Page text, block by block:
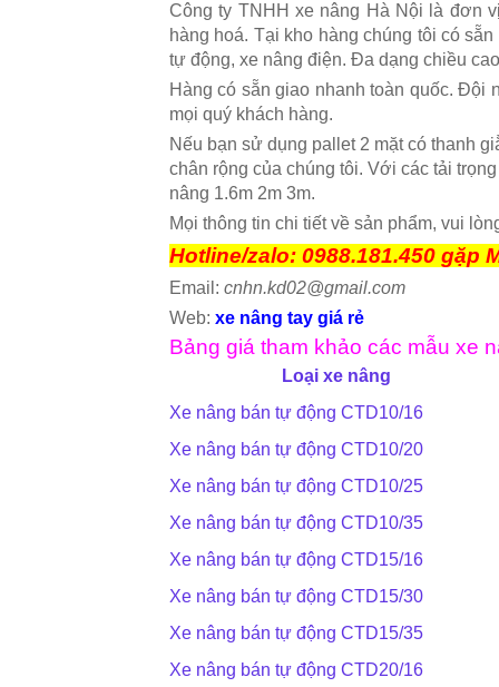
Công ty TNHH xe nâng Hà Nội là đơn
hàng hoá. Tại kho hàng chúng tôi có
tự động, xe nâng điện. Đa dạng chiều
Hàng có sẵn giao nhanh toàn quốc. Đội
mọi quý khách hàng.
Nếu bạn sử dụng pallet 2 mặt có thanh
chân rộng của chúng tôi. Với các tải
nâng 1.6m 2m 3m.
Mọi thông tin chi tiết về sản phẩm, vui
Hotline/zalo: 0988.181.450 gặp
Email: cnhn.kd02@gmail.com
Web: xe nâng tay giá rẻ
Bảng giá tham khảo các mẫu xe
Loại xe nâng
Xe nâng bán tự động CTD10/16
Xe nâng bán tự động CTD10/20
Xe nâng bán tự động CTD10/25
Xe nâng bán tự động CTD10/35
Xe nâng bán tự động CTD15/16
Xe nâng bán tự động CTD15/30
Xe nâng bán tự động CTD15/35
Xe nâng bán tự động CTD20/16